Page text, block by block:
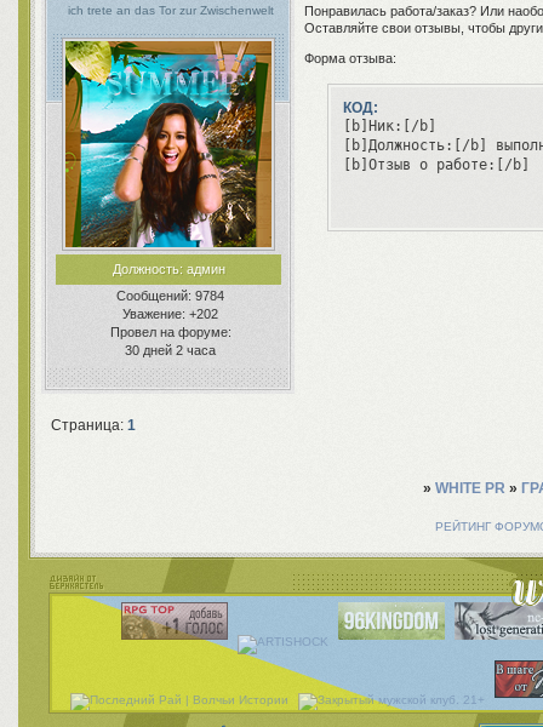
ich trete an das Tor zur Zwischenwelt
Должность:админ
Сообщений: 9784
Уважение: +202
Провел на форуме:
30 дней 2 часа
Понравилась работа/заказ? Или
Оставляйте свои отзывы, чтобы
Форма отзыва:
КОД:
[b]Ник:[/b]
[b]Должность:[/b]
[b]Отзыв о работе:[/b]
Страница:1
» WHITE PR »
РЕЙТИНГ